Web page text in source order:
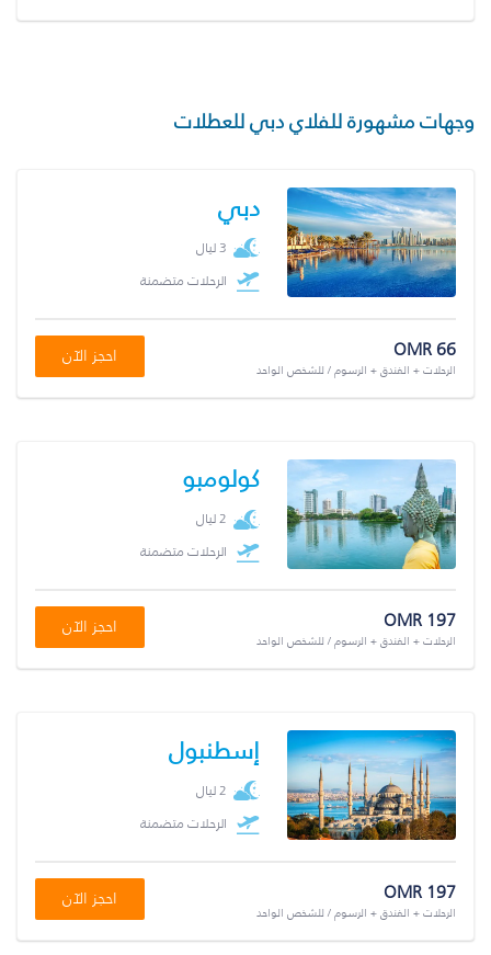
وجهات مشهورة للفلاي دبي للعطلات
دبي
3 ليال
الرحلات متضمنة
OMR 66
الرحلات + الفندق + الرسوم / للشخص الواحد
احجز الآن
كولومبو
2 ليال
الرحلات متضمنة
OMR 197
الرحلات + الفندق + الرسوم / للشخص الواحد
احجز الآن
إسطنبول
2 ليال
الرحلات متضمنة
OMR 197
الرحلات + الفندق + الرسوم / للشخص الواحد
احجز الآن